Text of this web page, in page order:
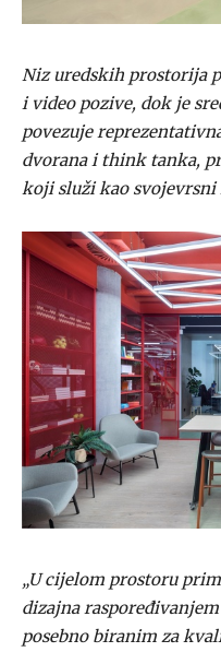
Niz uredskih prostorija
i video pozive, dok je
povezuje
dvorana i think tanka,
koji služi kao
„U cijelom prostoru
dizajna
posebno biranim za